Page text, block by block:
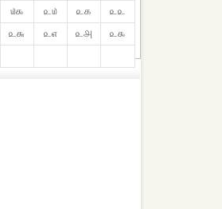
௰௯ ௨௰ ௨௧
௨௨
௨௬ ௨௭ ௨௮
௨௯